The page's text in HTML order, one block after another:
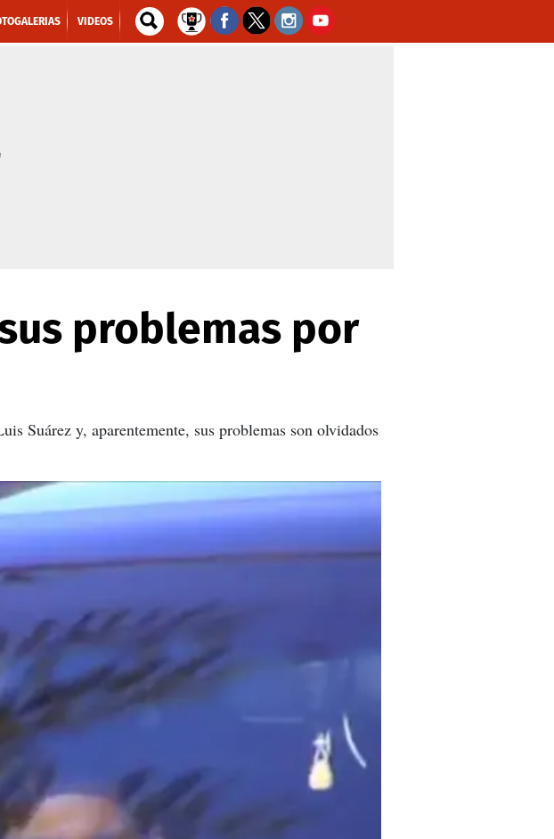
VIDEOS
problemas por
Suárez y, aparentemente, sus problemas son olvidados